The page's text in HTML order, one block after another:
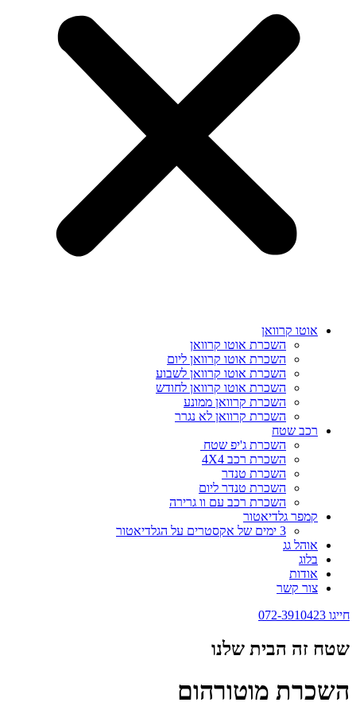
אוטו קרוואן
השכרת אוטו קרוואן
השכרת אוטו קרוואן ליום
השכרת אוטו קרוואן לשבוע
השכרת אוטו קרוואן לחודש
השכרת קרוואן ממונע
השכרת קרוואן לא נגרר
רכב שטח
השכרת ג'יפ שטח
השכרת רכב 4X4
השכרת טנדר
השכרת טנדר ליום
השכרת רכב עם וו גרירה
קמפר גלדיאטור
3 ימים של אקסטרים על הגלדיאטור
אוהל גג
בלוג
אודות
צור קשר
חייגו 072-3910423
שטח זה הבית שלנו
השכרת מוטורהום